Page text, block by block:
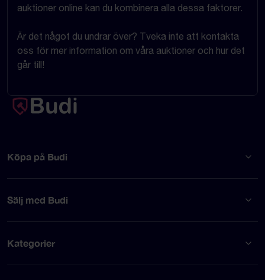
auktioner online kan du kombinera alla dessa faktorer.
Är det något du undrar över? Tveka inte att kontakta
oss för mer information om våra auktioner och hur det
går till!
Köpa på Budi
Sälj med Budi
Kategorier